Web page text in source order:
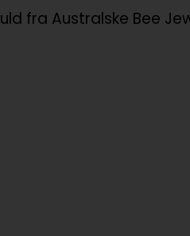
fra Australske Bee